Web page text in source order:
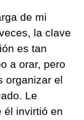
de mi
la clave
es tan
a orar, pero
organizar el
Le
él invirtió en